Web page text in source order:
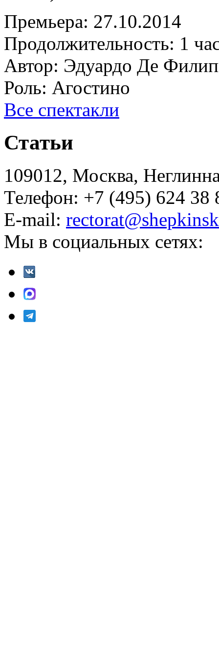
Премьера: 27.10.2014
Продолжительность: 1
Автор: Эдуардо Де
Роль: Агостино
Все спектакли
Статьи
109012, Москва,
Телефон: +7 (495) 624 38
E-mail:
Мы в социальных сетях: